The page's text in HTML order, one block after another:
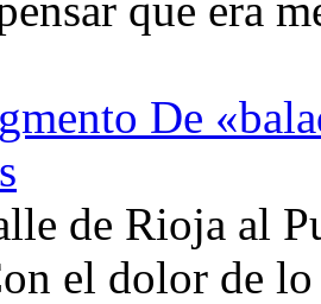
De
de Rioja al
el dolor de